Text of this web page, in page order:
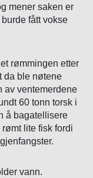
mener saken er
fått vokse
rømmingen etter
da ble nøtene
av ventemerdene
60 tonn torsk i
å bagatellisere
lite fisk fordi
vann.